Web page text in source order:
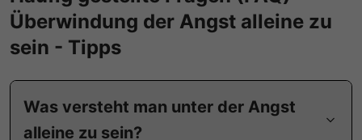
Überwindung der Angst alleine zu
sein - Tipps
Was versteht man unter der Angst
alleine zu sein?